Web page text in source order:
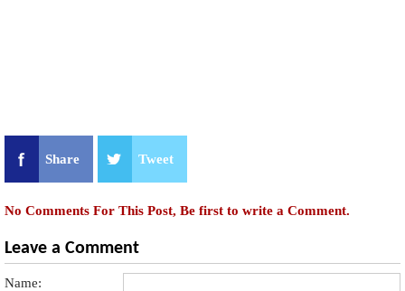
Share Tweet
No Comments For This Post, Be first to write a Comment.
Leave a Comment
Name: